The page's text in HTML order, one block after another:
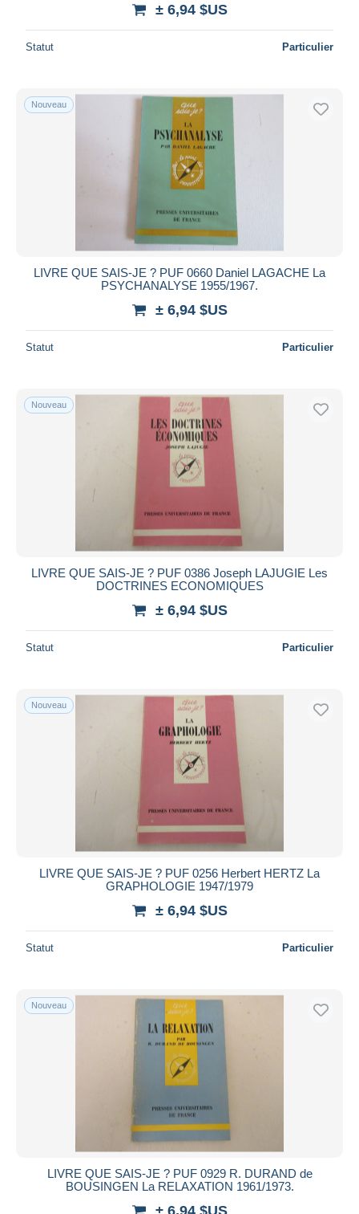
± 6,94 $US
Statut Particulier
Nouveau
LIVRE QUE SAIS-JE ? PUF 0660 Daniel LAGACHE La
PSYCHANALYSE 1955/1967.
± 6,94 $US
Statut Particulier
Nouveau
LIVRE QUE SAIS-JE ? PUF 0386 Joseph LAJUGIE Les
DOCTRINES ECONOMIQUES
± 6,94 $US
Statut Particulier
Nouveau
LIVRE QUE SAIS-JE ? PUF 0256 Herbert HERTZ La
GRAPHOLOGIE 1947/1979
± 6,94 $US
Statut Particulier
Nouveau
LIVRE QUE SAIS-JE ? PUF 0929 R. DURAND de
BOUSINGEN La RELAXATION 1961/1973.
± 6,94 $US